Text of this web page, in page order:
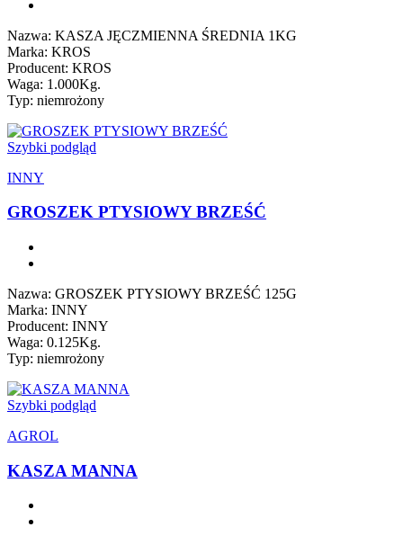
Nazwa: KASZA JĘCZMIENNA ŚREDNIA 1KG
Marka: KROS
Producent: KROS
Waga: 1.000Kg.
Typ: niemrożony
Szybki podgląd
INNY
GROSZEK PTYSIOWY BRZEŚĆ
Nazwa: GROSZEK PTYSIOWY BRZEŚĆ 125G
Marka: INNY
Producent: INNY
Waga: 0.125Kg.
Typ: niemrożony
Szybki podgląd
AGROL
KASZA MANNA